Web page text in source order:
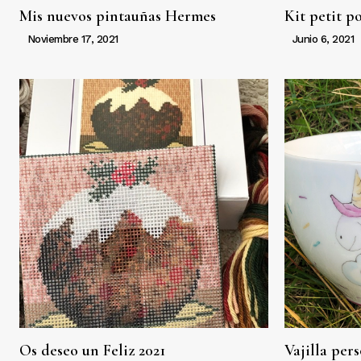
Mis nuevos pintauñas Hermes
Noviembre 17, 2021
Kit petit
Junio 6, 2021
Os deseo un Feliz 2021
Vajilla